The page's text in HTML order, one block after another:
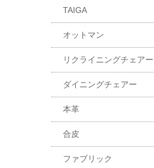
TAIGA
オットマン
リクライニングチェアー
ダイニングチェアー
本革
合皮
ファブリック